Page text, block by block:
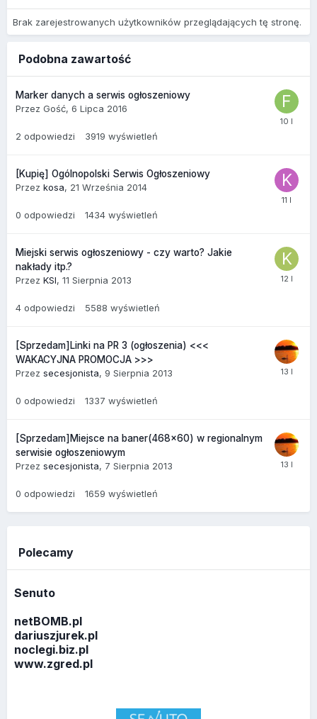
Brak zarejestrowanych użytkowników przeglądających tę stronę.
Podobna zawartość
Marker danych a serwis ogłoszeniowy
Przez Gość, 6 Lipca 2016
2 odpowiedzi 3919 wyświetleń
[Kupię] Ogólnopolski Serwis Ogłoszeniowy
Przez kosa, 21 Września 2014
0 odpowiedzi 1434 wyświetleń
Miejski serwis ogłoszeniowy - czy warto? Jakie
nakłady itp.?
Przez KSI, 11 Sierpnia 2013
4 odpowiedzi 5588 wyświetleń
[Sprzedam]Linki na PR 3 (ogłoszenia) <<<
WAKACYJNA PROMOCJA >>>
Przez secesjonista, 9 Sierpnia 2013
0 odpowiedzi 1337 wyświetleń
[Sprzedam]Miejsce na baner(468x60) w regionalnym
serwisie ogłoszeniowym
Przez secesjonista, 7 Sierpnia 2013
0 odpowiedzi 1659 wyświetleń
Polecamy
Senuto
netBOMB.pl
dariuszjurek.pl
noclegi.biz.pl
www.zgred.pl